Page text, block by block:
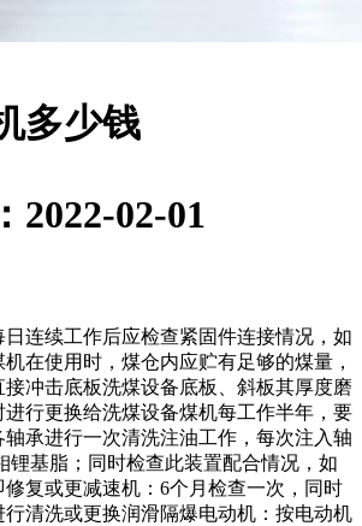
多少钱
2022-02-01
连续工作后应检查紧固件连接情况，如
在使用时，煤仓内应贮有足够的煤量，
冲击底板洗煤设备底板、斜板其厚度磨
行更换给洗煤设备煤机每工作半年，要
承进行一次清洗注油工作，每次注入轴
锂基脂；同时检查此装置配合情况，如
复或更减速机：6个月检查一次，同时
清洗或更换润滑隔爆电动机：按电动机